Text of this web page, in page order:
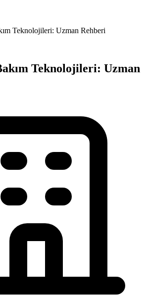
Teknolojileri: Uzman Rehberi
Teknolojileri: Uzman